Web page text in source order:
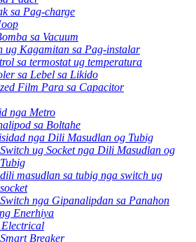
sa Pag-charge
sa Vacuum
ug Kagamitan sa Pag-instalar
sa termostat ug temperatura
sa Lebel sa Likido
Film Para sa Capacitor
nga Metro
sa Boltahe
nga Dili Masudlan og Tubig
Switch ug Socket nga Dili Masudlan og
Tubig
dili masudlan sa tubig nga switch ug
socket
Switch nga Gipanalipdan sa Panahon
Enerhiya
Smart Breaker